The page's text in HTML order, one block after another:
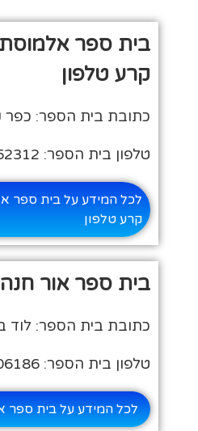
בית ספר
קרע טלפון
כתובת בית הספר: כפר
טלפון בית הספר: 04-6352312
לכל המידע על בית ספר
קרע טלפון
בית ספר אור חנה
כתובת בית הספר: לוד
טלפון בית הספר: 08-9206186
לכל המידע על בית ספר